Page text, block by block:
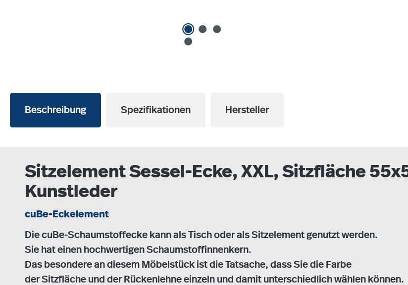
Beschreibung Spezifikationen Hersteller
Sitzelement Sessel-Ecke, XXL, Sitzfläche
Kunstleder
cuBe-Eckelement
Die cuBe-Schaumstoffecke kann als Tisch oder als Sitzelement genutzt werden.
Sie hat einen hochwertigen Schaumstoffinnenkern.
Das besondere an diesem Möbelstück ist die Tatsache, dass Sie die Farbe
der Sitzfläche und der Rückenlehne einzeln und damit unterschiedlich wählen können.